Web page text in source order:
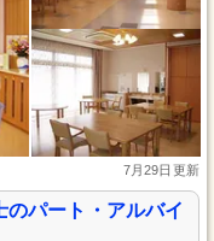
7月29日更新
パート・アルバイ